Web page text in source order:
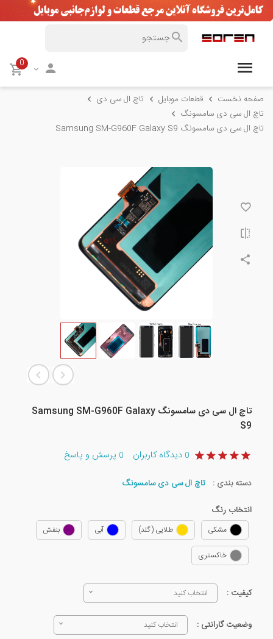
0
صفحه نخست قطعات موبایل
تاچ ال سی دی
تاچ ال سی دی سامسونگ
تاچ ال سی دی سامسونگ Samsung SM-G960F Galaxy S9
تاچ ال سی دی سامسونگ Samsung SM-G960F Galaxy
S9
0 دیدگاه کاربران 0 پرسش و پاسخ
دسته بندی : تاچ ال سی دی سامسونگ
انتخاب رنگ
مشکی طلایی (گلد) آبی بنفش
خاکستری
کیفیت : انتخاب کنید
وضعیت گارانتی : انتخاب کنید